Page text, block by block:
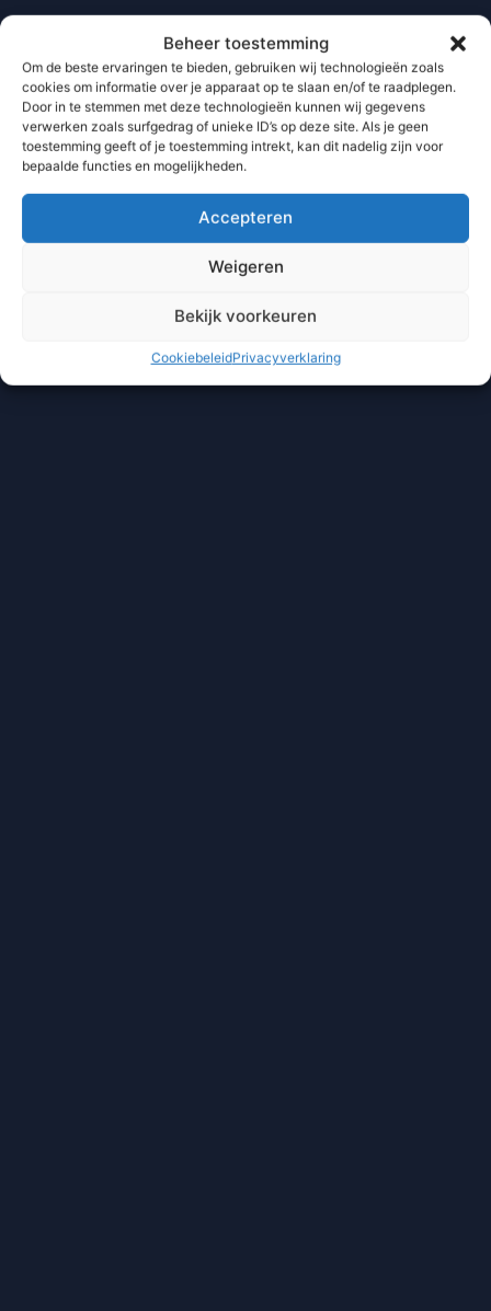
Beheer toestemming
Om de beste ervaringen te bieden, gebruiken wij technologieën zoals
cookies om informatie over je apparaat op te slaan en/of te raadplegen.
Door in te stemmen met deze technologieën kunnen wij gegevens
verwerken zoals surfgedrag of unieke ID’s op deze site. Als je geen
toestemming geeft of je toestemming intrekt, kan dit nadelig zijn voor
bepaalde functies en mogelijkheden.
Accepteren
Weigeren
Bekijk voorkeuren
CookiebeleidPrivacyverklaring